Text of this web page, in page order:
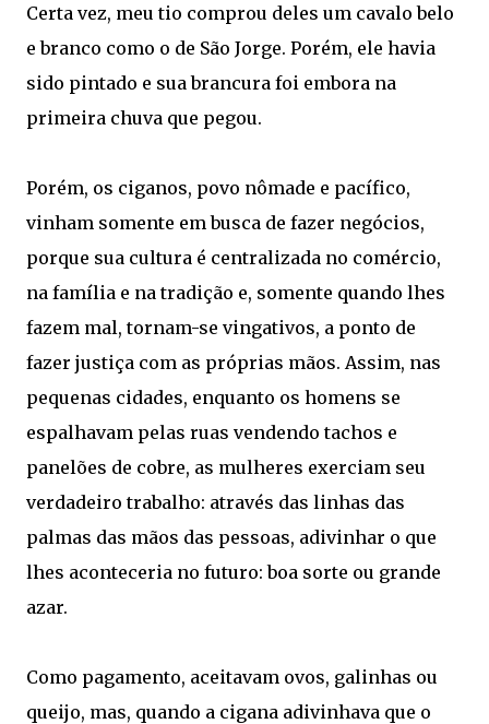
Certa vez, meu tio comprou deles um cavalo belo
e branco como o de São Jorge. Porém, ele havia
sido pintado e sua brancura foi embora na
primeira chuva que pegou.
Porém, os ciganos, povo nômade e pacífico,
vinham somente em busca de fazer negócios,
porque sua cultura é centralizada no comércio,
na família e na tradição e, somente quando lhes
fazem mal, tornam-se vingativos, a ponto de
fazer justiça com as próprias mãos. Assim, nas
pequenas cidades, enquanto os homens se
espalhavam pelas ruas vendendo tachos e
panelões de cobre, as mulheres exerciam seu
verdadeiro trabalho: através das linhas das
palmas das mãos das pessoas, adivinhar o que
lhes aconteceria no futuro: boa sorte ou grande
azar.
Como pagamento, aceitavam ovos, galinhas ou
queijo, mas, quando a cigana adivinhava que o